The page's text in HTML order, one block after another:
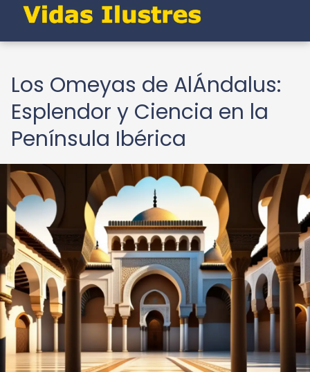
Los Omeyas de AlÁndalus:
Esplendor y Ciencia en la
Península Ibérica